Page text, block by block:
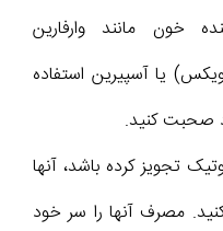
خون مانند وارفارین
یا آسپیرین استفاده
صحبت کنید.
تجویز کرده باشد، آنها
مصرف آنها را سر خود